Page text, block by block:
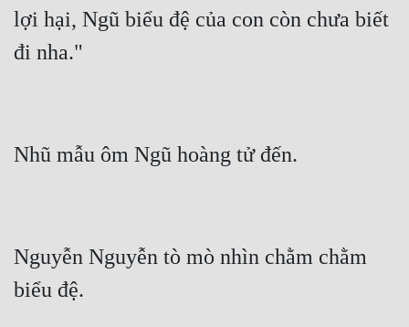
lợi hại, Ngũ biểu đệ của con còn chưa biết
đi nha."
Nhũ mẫu ôm Ngũ hoàng tử đến.
Nguyễn Nguyễn tò mò nhìn chằm chằm
biểu đệ.